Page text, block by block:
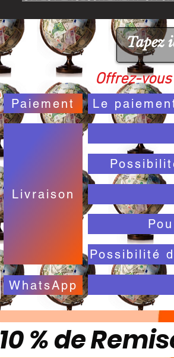
Offrez-
Paiement Le
Livraison
WhatsApp
10 % de